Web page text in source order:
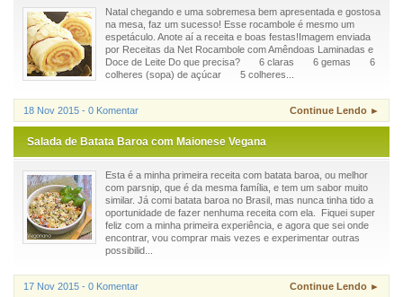
Natal chegando e uma sobremesa bem apresentada e gostosa
na mesa, faz um sucesso! Esse rocambole é mesmo um
espetáculo. Anote aí a receita e boas festas!Imagem enviada
por Receitas da Net Rocambole com Amêndoas Laminadas e
Doce de Leite Do que precisa? 6 claras 6 gemas 6
colheres (sopa) de açúcar 5 colheres...
18 Nov 2015 - 0 Komentar Continue Lendo ►
Salada de Batata Baroa com Maionese Vegana
Esta é a minha primeira receita com batata baroa, ou melhor
com parsnip, que é da mesma família, e tem um sabor muito
similar. Já comi batata baroa no Brasil, mas nunca tinha tido a
oportunidade de fazer nenhuma receita com ela. Fiquei super
feliz com a minha primeira experiência, e agora que sei onde
encontrar, vou comprar mais vezes e experimentar outras
possibilid...
17 Nov 2015 - 0 Komentar Continue Lendo ►